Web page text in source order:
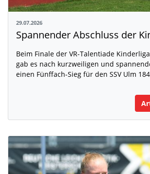
29.07.2026
Beim Finale der VR-Talentiade
gab es nach kurzweiligen und
einen Fünffach-Sieg für den SSV Ulm